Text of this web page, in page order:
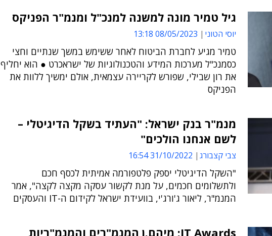
גיל טמיר מונה למשנה למנכ"ל ומנמ"ר הפניקס
יוסי הטוני 08/05/2023 13:18
טמיר מגיע לחברת הביטוח לאחר ששימש במשך שנתיים וחצי
כסמנכ"ל מערכות המידע והטכנולוגיות של ישראכרט ● הוא יחליף
את רון שבילי, שפורש לקריירה עצמאית, אולם ימשיך ללוות את
הפניקס
מנמ"ר בנק ישראל: "העתיד בשקל הדיגיטלי –
לשם אנחנו הולכים"
צבי קצבורג 31/10/2022 16:54
"השקל הדיגיטלי יספק פלטפורמה אמיתית לכסף חכם
ולתשלומים חכמים, על מנת לקשור עסקה מקצה לקצה", אמר
המנמ"ר, ליאור ג'ורג'י, בוועידת ישראל לקידום ה-IT והעסקים
IT Awards: מיהם.ן המנמ"רים והמנמ"ריות